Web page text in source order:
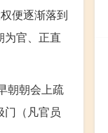
便逐渐落到
为官、正直
朝朝会上疏
门（凡官员